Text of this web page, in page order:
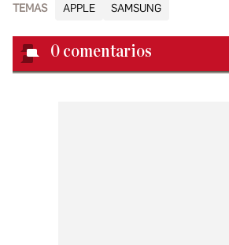
TEMAS APPLE SAMSUNG
0 comentarios